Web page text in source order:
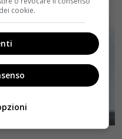
cookie.